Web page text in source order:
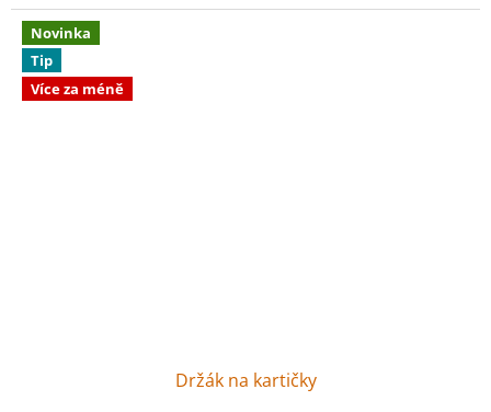
Novinka
Tip
Více za méně
Držák na kartičky